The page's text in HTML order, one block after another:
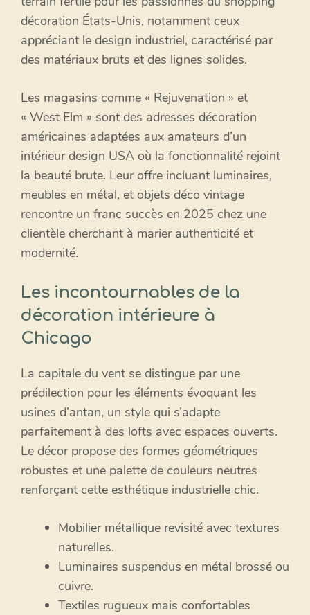
décoration États-Unis, notamment ceux
appréciant le design industriel, caractérisé par
des matériaux bruts et des lignes solides.
Les magasins comme « Rejuvenation » et
« West Elm » sont des adresses décoration
américaines adaptées aux amateurs d’un
intérieur design USA où la fonctionnalité rejoint
la beauté brute. Leur offre incluant luminaires,
meubles en métal, et objets déco vintage
rencontre un franc succès en 2025 chez une
clientèle cherchant à marier authenticité et
modernité.
Les incontournables de la
décoration intérieure à
Chicago
La capitale du vent se distingue par une
prédilection pour les éléments évoquant les
usines d’antan, un style qui s’adapte
parfaitement à des lofts avec espaces ouverts.
Le décor propose des formes géométriques
robustes et une palette de couleurs neutres
renforçant cette esthétique industrielle chic.
Mobilier métallique revisité avec textures
naturelles.
Luminaires suspendus en métal brossé ou
cuivre.
Textiles rugueux mais confortables